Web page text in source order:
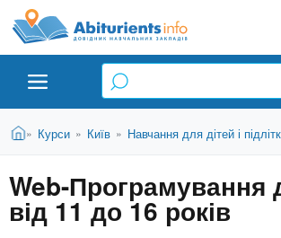
A
b
i
t
u
о
в
д
н
к
Н
Абітурієнту
ЗВО (ВНЗ)
В
т
у
т
Головна
» Курси » Київ » Навчання для дітей і
Web-Програмування
від 11 до 16 років